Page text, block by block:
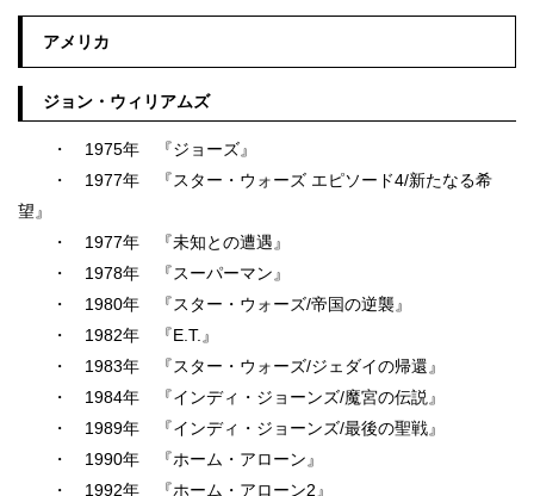
アメリカ
ジョン・ウィリアムズ
・ 1975年 『ジョーズ』
・ 1977年 『スター・ウォーズ エピソード4/新たなる希
望』
・ 1977年 『未知との遭遇』
・ 1978年 『スーパーマン』
・ 1980年 『スター・ウォーズ/帝国の逆襲』
・ 1982年 『E.T.』
・ 1983年 『スター・ウォーズ/ジェダイの帰還』
・ 1984年 『インディ・ジョーンズ/魔宮の伝説』
・ 1989年 『インディ・ジョーンズ/最後の聖戦』
・ 1990年 『ホーム・アローン』
・ 1992年 『ホーム・アローン2』